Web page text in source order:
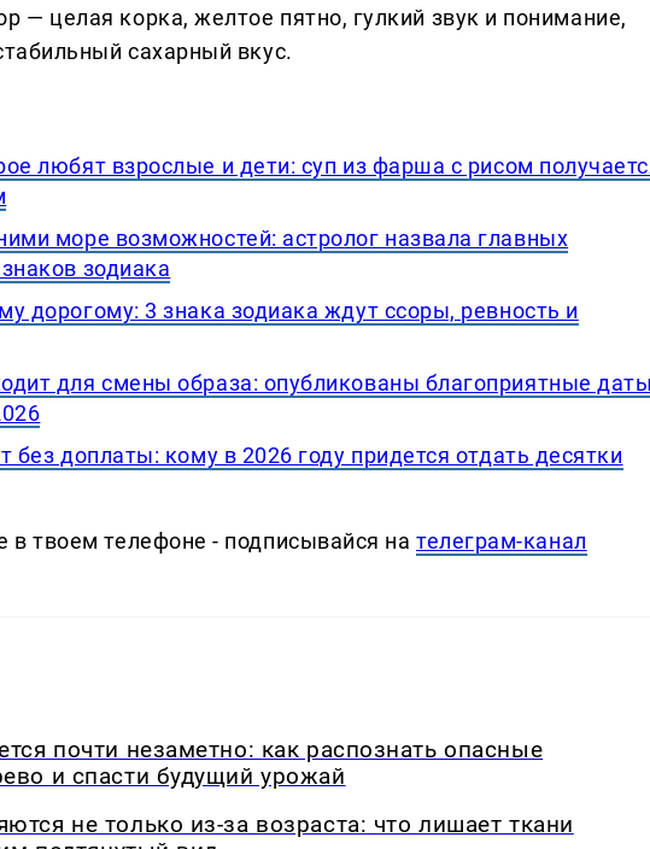
целая корка, желтое пятно, гулкий звук и понимание,
сахарный вкус.
любят взрослые и дети: суп из фарша с рисом
море возможностей: астролог назвала главных
зодиака
дорогому: 3 знака зодиака ждут ссоры, ревность и
для смены образа: опубликованы благоприятные
без доплаты: кому в 2026 году придется отдать десятки
в твоем телефоне - подписывайся нателеграм-канал
почти незаметно: как распознать опасные
и спасти будущий урожай
не только из-за возраста: что лишает ткани